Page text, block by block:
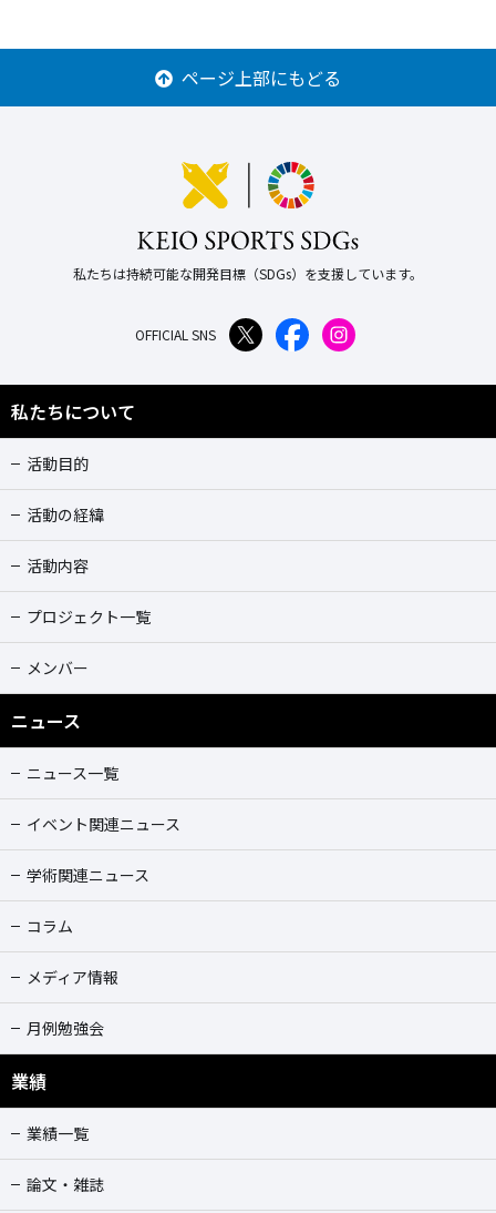
ページ上部にもどる
私たちは持続可能な開発目標（SDGs）を支援しています。
OFFICIAL SNS
私たちについて
活動目的
活動の経緯
活動内容
プロジェクト一覧
メンバー
ニュース
ニュース一覧
イベント関連ニュース
学術関連ニュース
コラム
メディア情報
月例勉強会
業績
業績一覧
論文・雑誌